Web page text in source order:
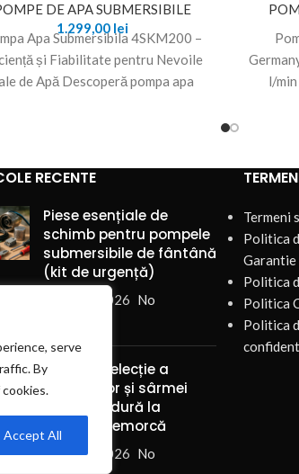
serve
By
Accept All
DE APA SUBMERSIBILE
1.299,00 lei
Apa Submersibila 4SKM200 –
și Fiabilitate pentru Nevoile
de Apă Descoperă pompa apa
l/
RECENTE
Piese esențiale de
schimb pentru pompele
submersibile de fântână
(kit de urgență)
7 august 2026 No
Ghid de selecție a
electrozilor și sârmei
pentru sudură la
reparații remorcă
7 august 2026 No
Termeni
Politica
Garantie
Politica
Politica
Politica